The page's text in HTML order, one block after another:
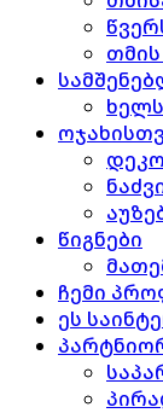
თმის
წიგნები
ჩემი
ეს